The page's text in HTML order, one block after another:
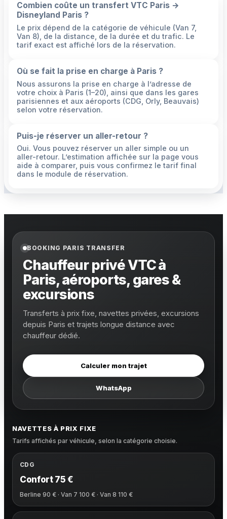
Combien coûte un transfert VTC Paris →
Disneyland Paris ?
Le prix dépend de la catégorie de véhicule (Van 7,
Van 8), de la distance, de la durée et du trafic. Le
tarif exact est affiché lors de la réservation.
Où se fait la prise en charge à Paris ?
Nous assurons la prise en charge à l’adresse de
votre choix à Paris (1–20), ainsi que dans les gares
parisiennes et aux aéroports (CDG, Orly, Beauvais)
selon votre réservation.
Puis-je réserver un aller-retour ?
Oui. Vous pouvez réserver un aller simple ou un
aller-retour. L’estimation affichée sur la page vous
aide à comparer, puis vous confirmez le tarif final
dans le module de réservation.
BOOKING PARIS TRANSFER
Chauffeur privé VTC à
Paris, aéroports, gares &
excursions
Transferts à prix fixe, navettes privées, excursions
depuis Paris et trajets longue distance avec
chauffeur dédié.
Calculer mon trajet
WhatsApp
NAVETTES À PRIX FIXE
Tarifs affichés par véhicule, selon la catégorie choisie.
CDG
Confort 75 €
Berline 90 € · Van 7 100 € · Van 8 110 €